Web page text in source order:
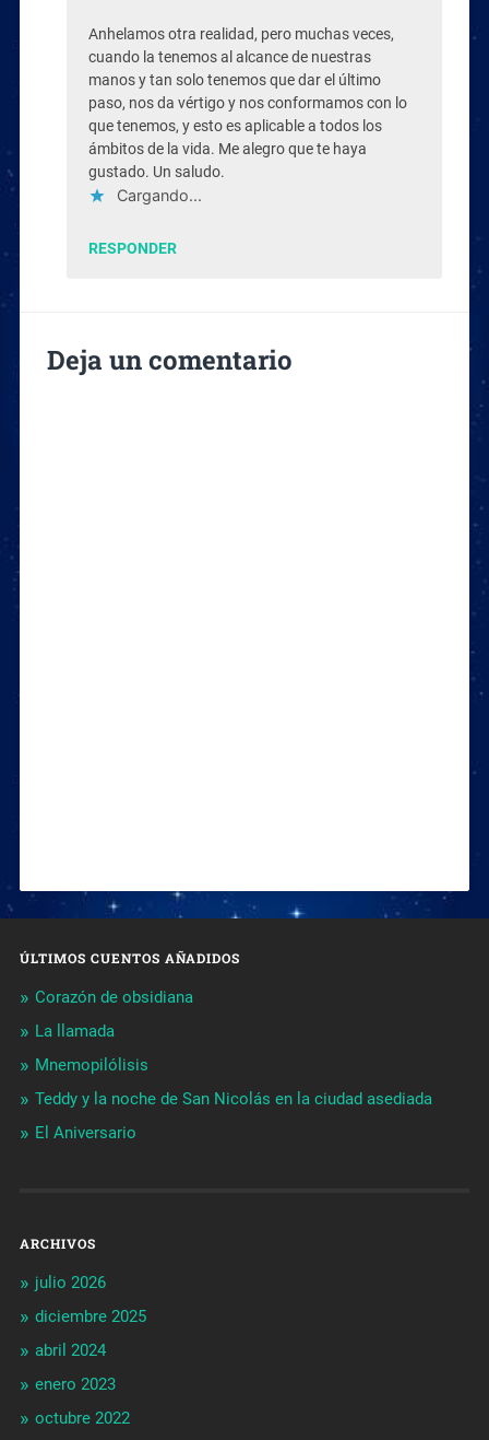
Anhelamos otra realidad, pero muchas veces,
cuando la tenemos al alcance de nuestras
manos y tan solo tenemos que dar el último
paso, nos da vértigo y nos conformamos con lo
que tenemos, y esto es aplicable a todos los
ámbitos de la vida. Me alegro que te haya
gustado. Un saludo.
Cargando...
RESPONDER
Deja un comentario
ÚLTIMOS CUENTOS AÑADIDOS
Corazón de obsidiana
La llamada
Mnemopilólisis
Teddy y la noche de San Nicolás en la ciudad asediada
El Aniversario
ARCHIVOS
julio 2026
diciembre 2025
abril 2024
enero 2023
octubre 2022